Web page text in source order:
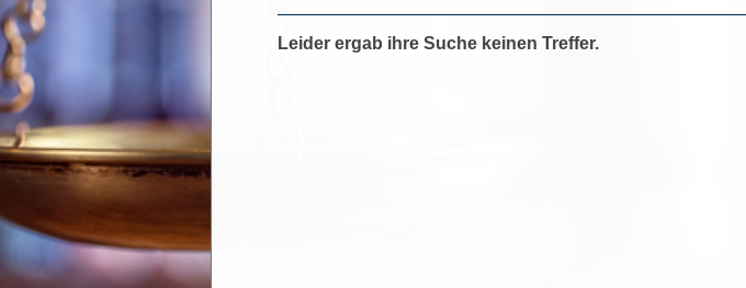
Leider ergab ihre Suche keinen Treffer.